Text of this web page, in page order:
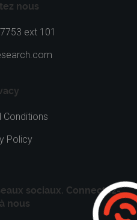
sociaux. Connectez-
nous
nous
ext 101
Conditions
Policy